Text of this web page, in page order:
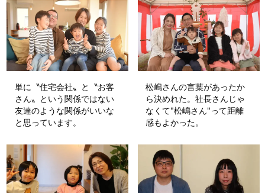
単に〝住宅会社〟と〝お客
さん〟という関係ではない
友達のような関係がいいな
と思っています。
松嶋さんの言葉があったか
ら決めれた。社長さんじゃ
なくて"松嶋さん"って距離
感もよかった。